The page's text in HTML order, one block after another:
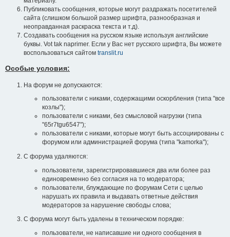
Публиковать сообщения, которые могут раздражать посетителей
сайта (слишком большой размер шрифта, разнообразная и
неоправданная раскраска текста и т.д).
Создавать сообщения на русском языке используя английские
буквы. Vot tak naprimer. Если у Вас нет русского шрифта, Вы можете
воспользоваться сайтом translit.ru
Особые условия:
На форум не допускаются:
пользователи с никами, содержащими оскорбления (типа "все
козлы");
пользователи с никами, без смысловой нагрузки (типа
"65r7tgu6547");
пользователи с никами, которые могут быть ассоциированы с
форумом или администрацией форума (типа "kamorka");
С форума удаляются:
пользователи, зарегистрировавшиеся два или более раз
единовременно без согласия на то модератора;
пользователи, блуждающие по форумам Сети с целью
нарушать их правила и выдавать ответные действия
модераторов за нарушение свободы слова;
С форума могут быть удалены в техническом порядке:
пользователи, не написавшие ни одного сообщения в